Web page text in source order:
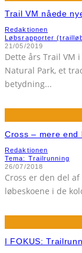
Trail VM nåede
Redaktionen
Løbsrapporter
21/05/2019
Dette års Trail VM
Natural Park, et
betydning...
Cross – mere
Redaktionen
Tema: Trailrunning
26/07/2018
Cross er den del
løbeskoene i de
I FOKUS: